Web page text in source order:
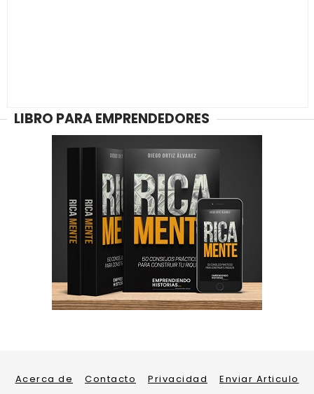
LIBRO PARA EMPRENDEDORES
Acerca de Contacto Privacidad Enviar Articulo